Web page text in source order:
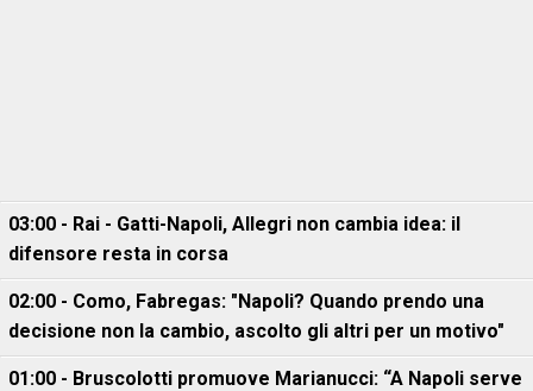
03:00 - Rai - Gatti-Napoli, Allegri non cambia idea: il
difensore resta in corsa
02:00 - Como, Fabregas: "Napoli? Quando prendo una
decisione non la cambio, ascolto gli altri per un motivo"
01:00 - Bruscolotti promuove Marianucci: “A Napoli serve